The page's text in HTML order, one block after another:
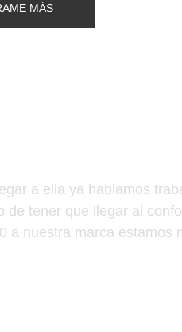
MÁS
a ella ya habiamos
tener que llegar al
a nuestra marca estamos